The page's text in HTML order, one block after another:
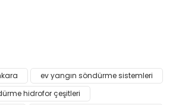
ürüne ilk yorumu siz yapın!
resim, ürün açıklamalarında ve diğer
gördüğünüz noktaları öneri formunu
iletebilirsiniz.
için teşekkür ederiz.
ev yangın söndürme sistemleri
hidrofor çeşitleri